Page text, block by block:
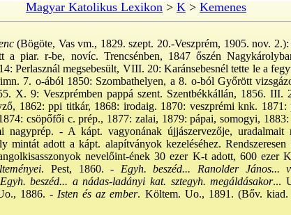
Magyar Katolikus Lexikon> K> Kemenes
(Bögöte, Vas vm., 1829. szept. 20.-Veszprém, 1905. nov.
a piar. r-be, novíc. Trencsénben, 1847 őszén
Perlasznál megsebesült, VIII. 20: Karánsebesnél tette le a
7. o-ából 1850: Szombathelyen, a 8. o-ból Győrött
X. 9: Veszprémben pappá szent. Szentbékkállán, 1856.
1862: ppi titkár, 1868: irodaig. 1870: veszprémi knk. 1871:
csöpőfői c. prép., 1877: zalai, 1879: pápai, somogyi,
nagyprép. - A kápt. vagyonának újjászervezője, uradalmait
adott a kápt. alapítványok kezeléséhez.
nevelőint-ének 30 ezer K-t adott, 600 ezer
. Pest, 1860. - Egyh. beszéd... Ranolder János...
beszéd... a nádas-ladányi kat. sztegyh. megáldásakor...
1886. - Isten és az ember. Költem. Uo., 1891. (Bőv.